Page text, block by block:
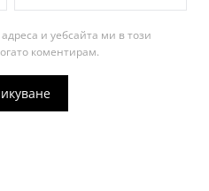
и уебсайта ми в този
коментирам.